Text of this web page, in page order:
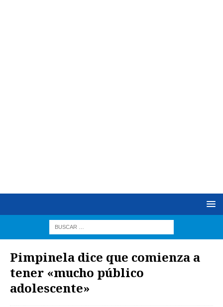
Pimpinela dice que comienza a
tener «mucho público
adolescente»